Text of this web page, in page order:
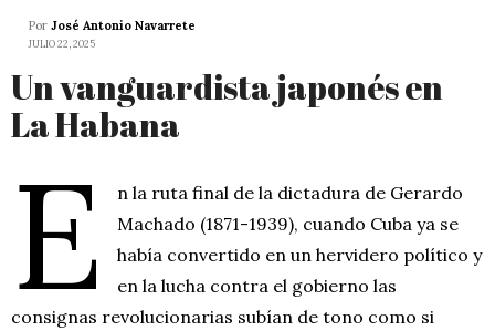
Por José Antonio Navarrete
JULIO 22, 2025
Un vanguardista japonés en
La Habana
E
n la ruta final de la dictadura de Gerardo
Machado (1871-1939), cuando Cuba ya se
había convertido en un hervidero político y
en la lucha contra el gobierno las
consignas revolucionarias subían de tono como si